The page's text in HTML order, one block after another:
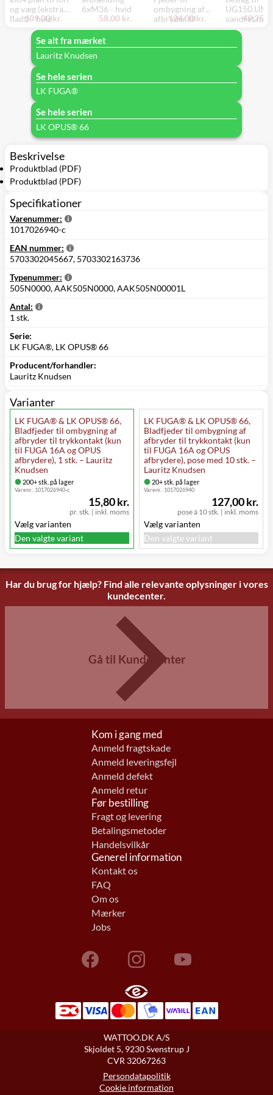
og væg (ekstra
fladt) - hvid
109,00 kr.
6xM36 - hvid
58,00 kr.
ombygning af
afbryder til
trykkontakt (kun
13A afbrydere),
124,00 kr.
UG150.UM
vandret49,25
Se alt fra mærket
Lauritz Knudsen
Se hele serien
LK FUGA®
Se hele serien
LK OPUS® 66
Beskrivelse
Produktblad (PDF)
Produktblad (PDF)
Specifikationer
Varenummer:
1017026940-c
EAN nummer:
5703302045667, 5703302163736
Typenummer:
505N0000, AAK505N0000, AAK505N00001L
Antal:
1 stk.
Serie:
LK FUGA®, LK OPUS® 66
Producent/forhandler:
Lauritz Knudsen
Varianter
LK FUGA® & LK OPUS® 66,
Bladfjeder til ombygning af
afbryder til trykkontakt (kun
til FUGA 16A og OPUS
afbrydere), 1 stk. – Lauritz
Knudsen
200+ stk. på lager
Varenr.: 1017026940-c
pr. stk. | inkl. moms
15,80 kr.
Vælg varianten
Den valgte variant
LK FUGA® & LK OPUS® 66,
Bladfjeder til ombygning af
afbryder til trykkontakt (kun
til FUGA 16A og OPUS
afbrydere), pose med 10 stk. –
Lauritz Knudsen
20+ stk. på lager
Varenr.: 1017026940
pose á 10 stk. | inkl. moms
127,00 kr.
Vælg varianten
Den valgte variant
Har du brug for hjælp? Find alle relevante oplysninger i vores
kundecenter.
Gå til Kundecenter
Kom i gang med
Anmeld fragtskade
Anmeld leveringsfejl
Anmeld defekt
Anmeld retur
Før bestilling
Fragt og levering
Betalingsmetoder
Handelsvilkår
Generel information
Kontakt os
FAQ
Om os
Mærker
Jobs
WATTOO.DK A/S
Skjoldet 5, 9230 Svenstrup J
CVR 32067263
Persondatapolitik
Cookie information